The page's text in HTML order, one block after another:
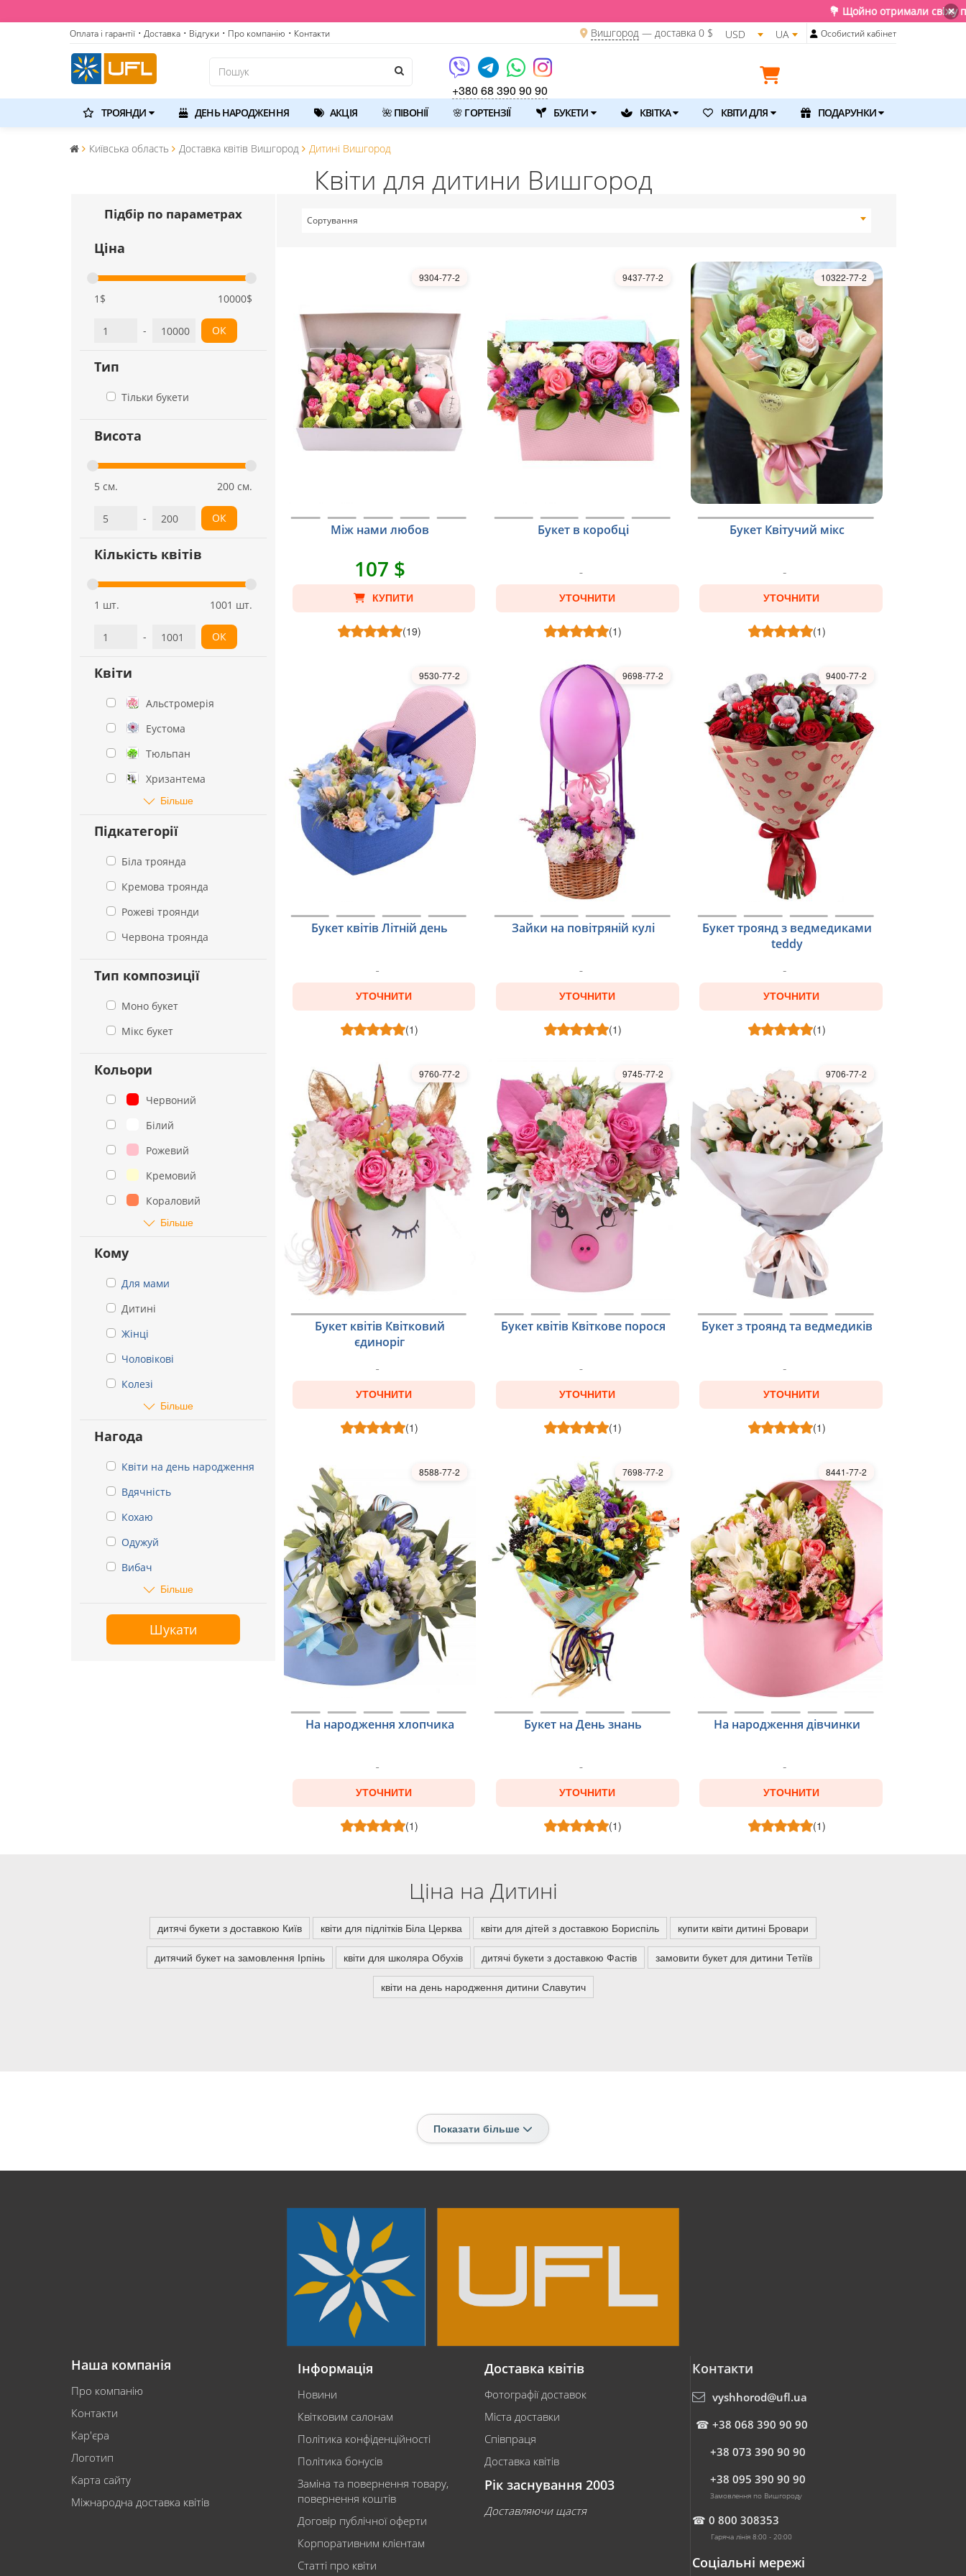
💐 Щойно отримали свіжу поставку. Подаруйте
×
Оплата і гарантії • Доставка • Відгуки • Про компанію • Контакти Вишгород— доставка 0 $ USD UA Особистий кабінет
+380 68 390 90 90
ТРОЯНДИ ДЕНЬ НАРОДЖЕННЯ АКЦІЯ 🌺 ПІВОНІЇ 🌸 ГОРТЕНЗІЇ БУКЕТИ КВІТКА КВІТИ ДЛЯ ПОДАРУНКИ
Київська область Доставка квітів Вишгород Дитині Вишгород
Квіти для дитини Вишгород
Підбір по параметрах
Ціна
1$ 10000$
- ОК
Тип
Тільки букети
Висота
5 см. 200 см.
- ОК
Кількість квітів
1 шт. 1001 шт.
- ОК
Квіти
Альстромерія
Еустома
Тюльпан
Хризантема
Більше
Підкатегорії
Біла троянда
Кремова троянда
Рожеві троянди
Червона троянда
Тип композиції
Моно букет
Мікс букет
Кольори
Червоний
Білий
Рожевий
Кремовий
Кораловий
Більше
Кому
Для мами
Дитині
Жінці
Чоловікові
Колезі
Більше
Нагода
Квіти на день народження
Вдячність
Кохаю
Одужуй
Вибач
Більше
Шукати
Сортування
Між нами любов
9304-77-2
107 $
КУПИТИ
(19)
Букет в коробці
9437-77-2
УТОЧНИТИ
(1)
Букет Квітучий мікс
10322-77-2
УТОЧНИТИ
(1)
Букет квітів Літній день
9530-77-2
УТОЧНИТИ
(1)
Зайки на повітряній кулі
9698-77-2
УТОЧНИТИ
(1)
Букет троянд з ведмедиками
teddy
9400-77-2
УТОЧНИТИ
(1)
Букет квітів Квітковий
єдиноріг
9760-77-2
УТОЧНИТИ
(1)
Букет квітів Квіткове порося
9745-77-2
УТОЧНИТИ
(1)
Букет з троянд та ведмедиків
9706-77-2
УТОЧНИТИ
(1)
На народження хлопчика
8588-77-2
УТОЧНИТИ
(1)
Букет на День знань
7698-77-2
УТОЧНИТИ
(1)
На народження дівчинки
8441-77-2
УТОЧНИТИ
(1)
Ціна на Дитині
дитячі букети з доставкою Київ квіти для підлітків Біла Церква квіти для дітей з доставкою Бориспіль купити квіти дитині Бровари
дитячий букет на замовлення Ірпінь квіти для школяра Обухів дитячі букети з доставкою Фастів замовити букет для дитини Тетіїв
квіти на день народження дитини Славутич
Показати більше
Наша компанія
Про компанію
Контакти
Кар'єра
Логотип
Карта сайту
Міжнародна доставка квітів
Інформація
Новини
Квітковим салонам
Політика конфіденційності
Політика бонусів
Заміна та повернення товару,
повернення коштів
Договір публічної оферти
Корпоративним клієнтам
Статті про квіти
Доставка квітів
Фотографії доставок
Міста доставки
Співпраця
Доставка квітів
Рік заснування 2003
Доставляючи щастя
Контакти
vyshhorod@ufl.ua
☎ +38 068 390 90 90
+38 073 390 90 90
+38 095 390 90 90
Замовлення по Вишгороду
☎ 0 800 308353
Гаряча лінія 8:00 - 20:00
Соціальні мережі